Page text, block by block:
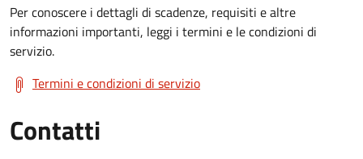
Per conoscere i dettagli di scadenze, requisiti e altre
informazioni importanti, leggi i termini e le condizioni di
servizio.
Termini e condizioni di servizio
Contatti